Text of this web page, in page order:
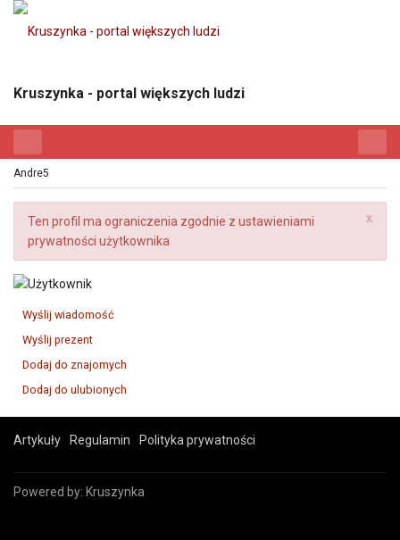
Kruszynka - portal większych ludzi
Andre5
x
Ten profil ma ograniczenia zgodnie z ustawieniami
prywatności użytkownika
Wyślij wiadomość
Wyślij prezent
Dodaj do znajomych
Dodaj do ulubionych
Artykuły Regulamin Polityka prywatności
Powered by: Kruszynka